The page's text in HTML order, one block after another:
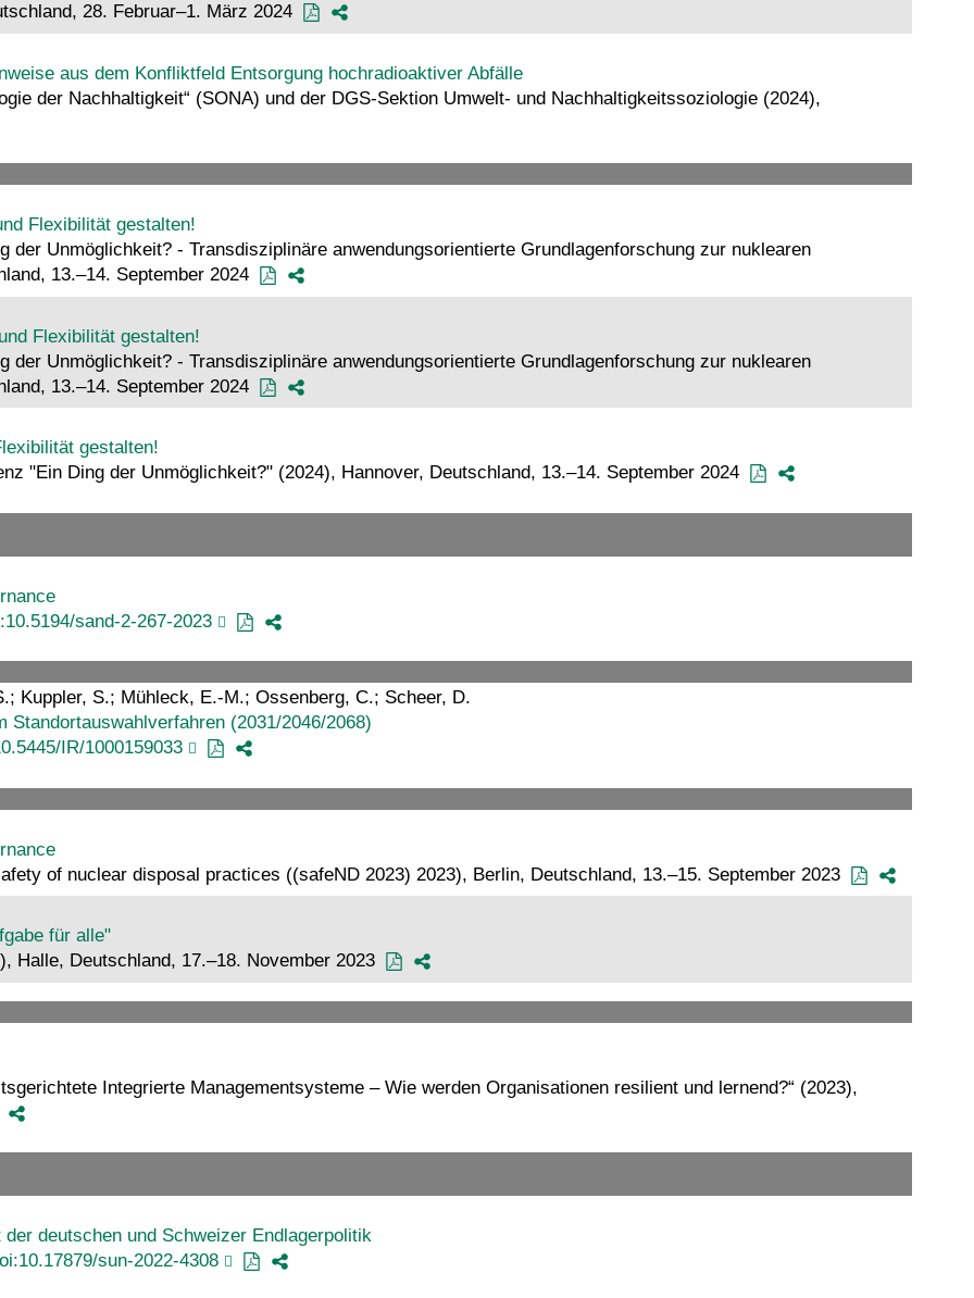
28. Februar–1. März 2024
aus dem Konfliktfeld Entsorgung hochradioaktiver Abfälle
der Nachhaltigkeit“ (SONA) und der DGS-Sektion Umwelt- und Nachhaltigkeitssoziologie (2024),
Flexibilität gestalten!
der Unmöglichkeit? - Transdisziplinäre anwendungsorientierte Grundlagenforschung zur nuklearen
13.–14. September 2024
Flexibilität gestalten!
der Unmöglichkeit? - Transdisziplinäre anwendungsorientierte Grundlagenforschung zur nuklearen
13.–14. September 2024
gestalten!
"Ein Ding der Unmöglichkeit?" (2024), Hannover, Deutschland, 13.–14. September 2024
sand-2-267-2023
Kuppler, S.; Mühleck, E.-M.; Ossenberg, C.; Scheer, D.
Standortauswahlverfahren (2031/2046/2068)
IR/1000159033
of nuclear disposal practices ((safeND 2023) 2023), Berlin, Deutschland, 13.–15. September 2023
für alle"
Halle, Deutschland, 17.–18. November 2023
Integrierte Managementsysteme – Wie werden Organisationen resilient und lernend?“ (2023),
deutschen und Schweizer Endlagerpolitik
sun-2022-4308